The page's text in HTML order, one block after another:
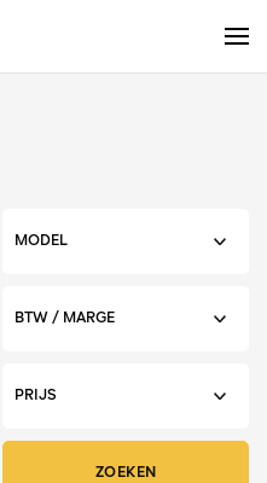
ZOEKEN